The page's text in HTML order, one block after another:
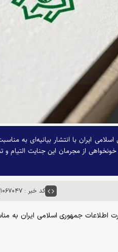
ایران با انتشار بیانیه‌ای به
خونخواهی از مجرمان این جنایت
کد خبر : ۱۰۶۷۰۴۷
اطلاعات جمهوری اسلامی ایران